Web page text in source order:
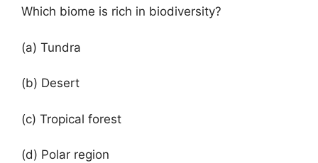
Which biome is rich in biodiversity?
(a) Tundra
(b) Desert
(c) Tropical forest
(d) Polar region